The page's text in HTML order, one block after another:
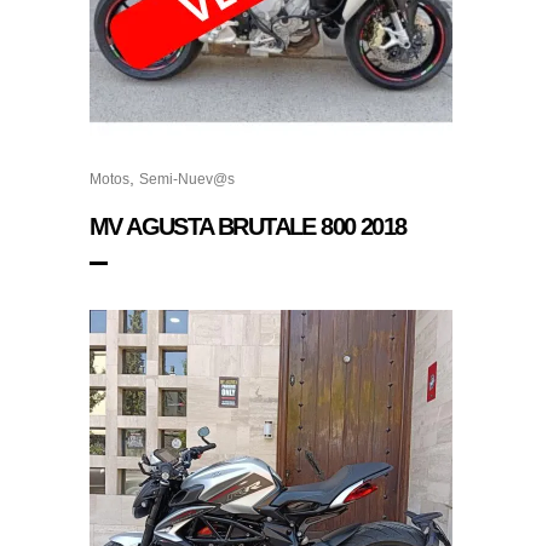
Motos, Semi-Nuev@s
MV AGUSTA BRUTALE 800 2018